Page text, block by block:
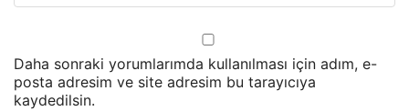
Daha sonraki yorumlarımda kullanılması için adım, e-
posta adresim ve site adresim bu tarayıcıya
kaydedilsin.